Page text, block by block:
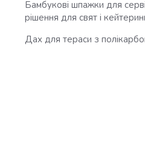
Бамбукові шпажки для
рішення для свят і
Дах для тераси з